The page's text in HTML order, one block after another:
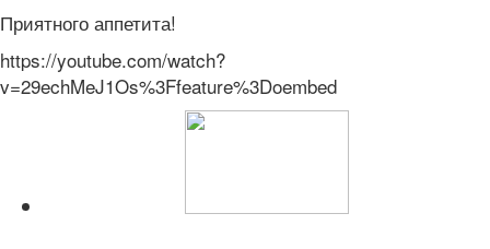
Приятного аппетита!
https://youtube.com/watch?
v=29echMeJ1Os%3Ffeature%3Doembed